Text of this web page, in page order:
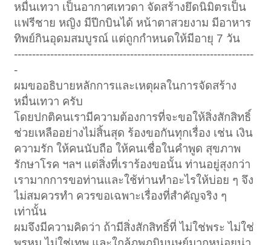
หมื่นเทวา เป็นอากาศเทวดา จัดสร้างยึดนิมิตรเป็น
แฟรีชาย หญิง มีปีกบินได้ หน้าตาสวยงาม มีอาหาร
ทิพย์กินอุดมสมบูรณ์ แต่ถูกกำหนดให้มีอายุ 7 วัน
------------------------------------------------------------------
-
ผมขออธิบายหลักการและเหตุผลในการจัดสร้าง
หมื่นเทวา ครับ
โดยปกติคนเรามีความต้องการที่จะขอให้สิ่งสักสิทธิ์
ช่วยเหลืออย่างไม่สิ้นสุด ร้องขอกันทุกเรื่อง เช่น เงิน
ความรัก ให้คนนับถือ ให้คนเชื่อในคำพูด สุขภาพ
รักษาโรค ฯลฯ แต่สิ่งที่เราร้องขอนั้น ท่านอยู่สุงกว่า
เรามากการขอท่านและใช้ท่านทำอะไรให้บ่อย ๆ จึง
ไม่สมควรทำ ควรขอเฉพาะเรื่องที่สำคัญจริง ๆ
เท่านั้น
ผมจึงมีความคิดว่า ถ้ามีสิ่งสักสิทธิ์ที่ ไม่ใช่พระ ไม่ใช่